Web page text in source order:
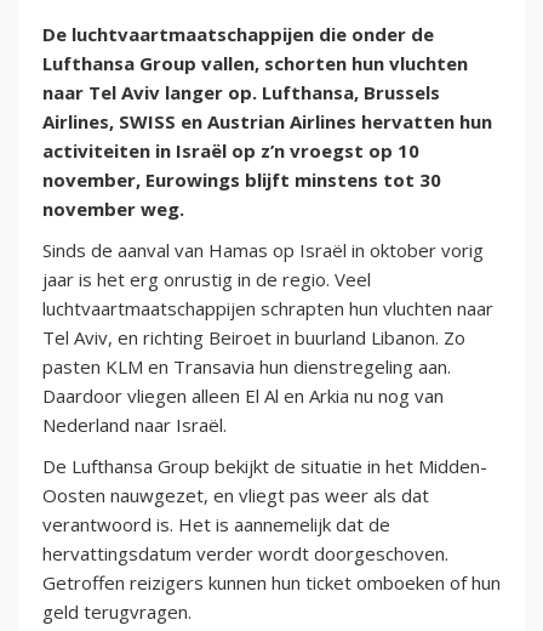
De luchtvaartmaatschappijen die onder de
Lufthansa Group vallen, schorten hun vluchten
naar Tel Aviv langer op. Lufthansa, Brussels
Airlines, SWISS en Austrian Airlines hervatten hun
activiteiten in Israël op z’n vroegst op 10
november, Eurowings blijft minstens tot 30
november weg.
Sinds de aanval van Hamas op Israël in oktober vorig
jaar is het erg onrustig in de regio. Veel
luchtvaartmaatschappijen schrapten hun vluchten naar
Tel Aviv, en richting Beiroet in buurland Libanon. Zo
pasten KLM en Transavia hun dienstregeling aan.
Daardoor vliegen alleen El Al en Arkia nu nog van
Nederland naar Israël.
De Lufthansa Group bekijkt de situatie in het Midden-
Oosten nauwgezet, en vliegt pas weer als dat
verantwoord is. Het is aannemelijk dat de
hervattingsdatum verder wordt doorgeschoven.
Getroffen reizigers kunnen hun ticket omboeken of hun
geld terugvragen.